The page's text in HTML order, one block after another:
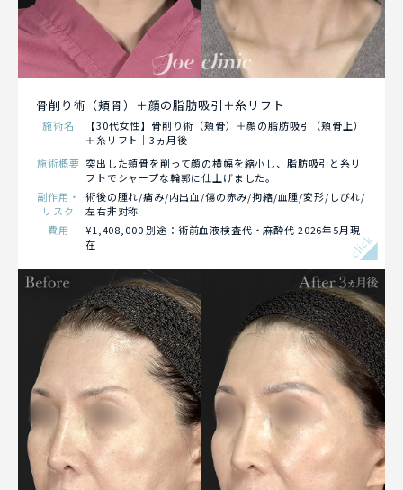
骨削り術（頬骨）＋顔の脂肪吸引＋糸リフト
施術名
【30代女性】骨削り術（頬骨）＋顔の脂肪吸引（頬骨上）
＋糸リフト｜3ヵ月後
施術概要 突出した頬骨を削って顔の横幅を縮小し、脂肪吸引と糸リ
フトでシャープな輪郭に仕上げました。
副作用・
リスク
術後の腫れ/痛み/内出血/傷の赤み/拘縮/血腫/変形/しびれ/
左右非対称
費用
¥1,408,000 別途：術前血液検査代・麻酔代 2026年5月現
在
click